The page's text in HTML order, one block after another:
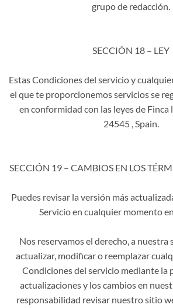
grupo de redacción.
SECCIÓN 18 – LEY
Estas Condiciones del servicio y
el que te proporcionemos servicios se
en conformidad con las leyes de Finca
24545 , Spain.
SECCIÓN 19 – CAMBIOS EN LOS
Puedes revisar la versión más
Servicio en cualquier momento
Nos reservamos el derecho, a nuestra
actualizar, modificar o reemplazar
Condiciones del servicio mediante la
actualizaciones y los cambios en
responsabilidad revisar nuestro sitio